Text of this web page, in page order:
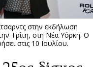
εργασία
Θέσεις εργασίας
στην εκδήλωση
Τρίτη, στη Νέα Υόρκη. Ο
στις 10 Ιουλίου.